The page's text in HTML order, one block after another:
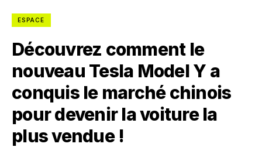
ESPACE
Découvrez comment le
nouveau Tesla Model Y a
conquis le marché chinois
pour devenir la voiture la
plus vendue !